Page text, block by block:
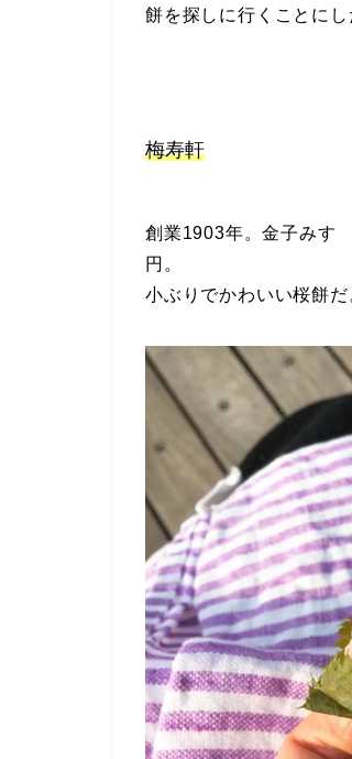
餅を探しに行くことにし
梅寿軒
創業1903年。金子みす
円。
小ぶりでかわいい桜餅